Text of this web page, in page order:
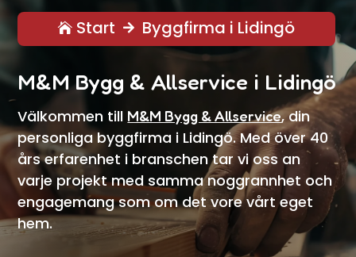
 Start  Byggfirma i Lidingö
M&M Bygg & Allservice i Lidingö
Välkommen till M&M Bygg & Allservice, din
personliga byggfirma i Lidingö. Med över 40
års erfarenhet i branschen tar vi oss an
varje projekt med samma noggrannhet och
engagemang som om det vore vårt eget
hem.